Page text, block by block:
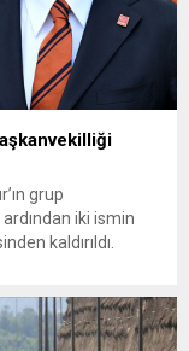
grup
iki ismin
kaldırıldı.
Kurulu’na